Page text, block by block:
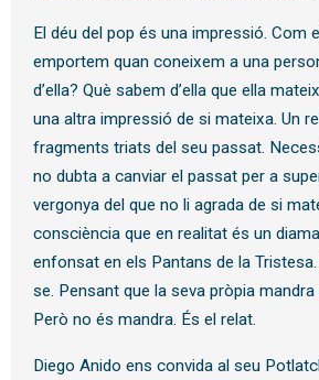
El déu del pop és una impressió. Com
emportem quan coneixem a una
d’ella? Què sabem d’ella que ella
una altra impressió de si mateixa. Un
fragments triats del seu passat.
no dubta a canviar el passat per a
vergonya del que no li agrada de si
consciència que en realitat és un
enfonsat en els Pantans de la
se. Pensant que la seva pròpia
Però no és mandra. És el relat.
Diego Anido ens convida al seu